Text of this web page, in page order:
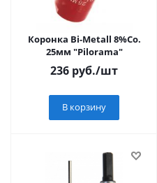
Коронка Bi-Metall 8%Co.
25мм "Pilorama"
236 руб./шт
В корзину